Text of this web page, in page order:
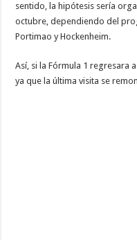
sentido, la hipótesis sería
octubre, dependiendo del
Portimao y Hockenheim.
Así, si la Fórmula 1 regresara
ya que la última visita se